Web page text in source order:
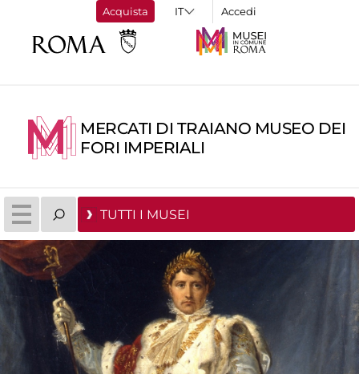
Acquista Accedi
MERCATI DI TRAIANO MUSEO DEI
FORI IMPERIALI
TUTTI I MUSEI